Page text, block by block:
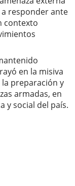
responder ante
contexto
en la misiva
preparación y
armadas, en
y social del país.